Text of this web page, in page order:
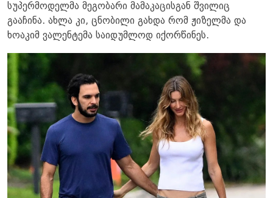
სუპერმოდელმა მეგობარი მამაკაცისგან შვილიც
გააჩინა. ახლა კი, ცნობილი გახდა რომ ჟიზელმა და
ხოაკიმ ვალენტემა საიდუმლოდ იქორწინეს.